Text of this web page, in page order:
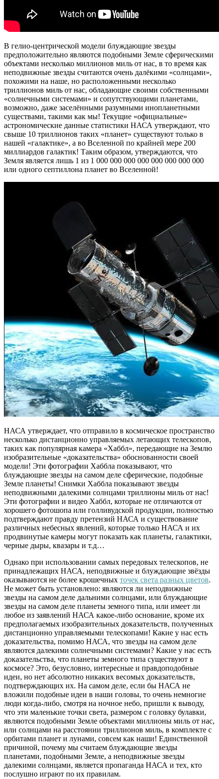
В гелио-центрической модели блуждающие звезды
предположительно являются подобными Земле сферическими
объектами несколько миллионов миль от нас, в то время как
неподвижные звезды считаются очень далёкими «солнцами»,
похожими на наше, но расположенными несколько
триллионов миль от нас, обладающие своими собственными
«солнечными системами» и сопутствующими планетами,
возможно, даже заселёнными разумными инопланетными
существами, такими как мы! Текущие «официальные»
астрономические данные статистики НАСА утверждают, что
свыше 10 триллионов таких «планет» существуют только в
нашей «галактике», а во Вселенной по крайней мере 200
миллиардов галактик! Таким образом, утверждаются, что
Земля является лишь 1 из 1 000 000 000 000 000 000 000 000
или одного септиллона планет во Вселенной!
НАСА утверждает, что отправило в космическое пространство
несколько дистанционно управляемых летающих телескопов,
таких как популярная камера «Хаббл», передающие на Землю
изобразительные «доказательства» обоснованности своей
модели! Эти фотографии Хаббла показывают, что
блуждающие звезды на самом деле сферические, подобные
Земле планеты! Снимки Хаббла показывают звезды
неподвижными далекими солнцами триллионы миль от нас!
Эти фотографии и видео Хаббл, которые не отличаются от
хорошего фотошопа или голливудской продукции, полностью
подтверждают правду претензий НАСА и существование
различных небесных явлений, которые только НАСА и их
продвинутые камеры могут показать как планеты, галактики,
черные дыры, квазары и т.д…
Однако при использовании самых передовых телескопов, не
принадлежащих НАСА, неподвижные и блуждающие звёзды
оказываются не более крошечных точек света разных цветов.
Не может быть установлено: являются ли неподвижные
звезды на самом деле дальними солнцами, или блуждающие
звезды на самом деле планеты земного типа, или имеет ли
любое из заявлений НАСА какое-либо основание, кроме их
предполагаемых изобразительных доказательств, полученных
дистанционно управляемыми телескопами! Какие у нас есть
доказательства, помимо НАСА, что звезды на самом деле
являются далекими солнечными системами? Какие у нас есть
доказательства, что планеты земного типа существуют в
космосе? Это, безусловно, интересные и правдоподобные
идеи, но нет абсолютно никаких весомых доказательств,
подтверждающих их. На самом деле, если бы НАСА не
вложили подобные идеи в наши головы, то очень немногие
люди когда-либо, смотря на ночное небо, пришли к выводу,
что эти маленькие точки света, размером с головку булавки,
являются подобными Земле объектами миллионы миль от нас,
или солнцами на расстоянии триллионов миль, в комплекте с
орбитами планет и лунами, совсем как наши! Единственной
причиной, почему мы считаем блуждающие звезды
планетами, подобными Земле, а неподвижные звезды
далекими солнцами, является пропаганда НАСА и тех, кто
послушно играют по их правилам.